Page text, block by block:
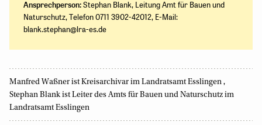
Ansprechperson:Stephan Blank, Leitung Amt für Bauen und
Naturschutz, Telefon 0711 3902-42012, E-Mail:
blank.stephan@lra-es.de
Manfred Waßner ist Kreisarchivar im Landratsamt Esslingen ,
Stephan Blank ist Leiter des Amts für Bauen und Naturschutz im
Landratsamt Esslingen